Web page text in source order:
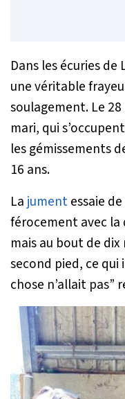
Dans les écuries de
une véritable
soulagement. Le
mari, qui
les gémissements
16 ans.
La jumentessaie
férocement avec
mais au bout de
second pied, ce qui
chose n’allait pas”